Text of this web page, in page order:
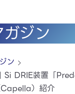
ジン
ン
DRIE装置「
）紹介